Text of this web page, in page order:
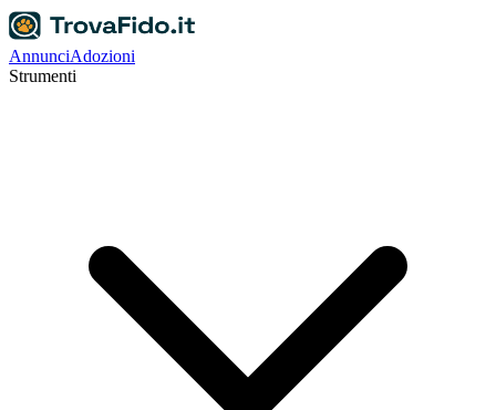
AnnunciAdozioni
Strumenti